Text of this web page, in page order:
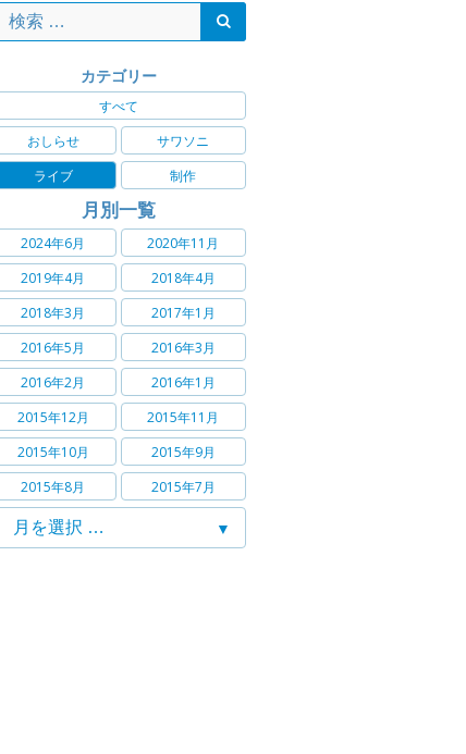
カテゴリー
すべて
おしらせ
サワソニ
ライブ
制作
月別一覧
2024年6月
2020年11月
2019年4月
2018年4月
2018年3月
2017年1月
2016年5月
2016年3月
2016年2月
2016年1月
2015年12月
2015年11月
2015年10月
2015年9月
2015年8月
2015年7月